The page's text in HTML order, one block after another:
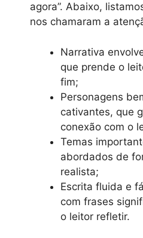
agora”. Abaixo,
nos chamaram a
Narrativa
que prende o
fim;
Personagens
cativantes, que
conexão com o
Temas
abordados de
realista;
Escrita fluida e
com frases
o leitor refletir.